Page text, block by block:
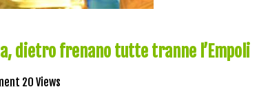
dietro frenano tutte tranne l’Empoli
20 Views